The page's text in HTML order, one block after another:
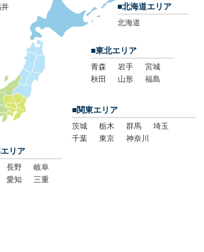
■北海道エリア
北海道
■東北エリア
青森 岩手
宮城
秋田
山形 福島
■関東エリア
茨城 栃木 群馬
埼玉
千葉
東京 神奈川
リア
長野
岐阜
愛知 三重